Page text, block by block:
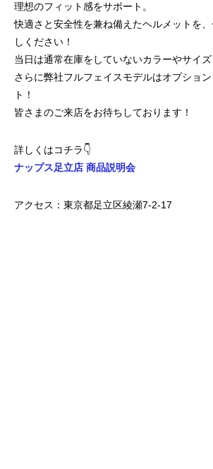
理想のフィット感をサポート。
快適さと安全性を兼ね備えたヘルメットを
しください！
当日は通常在庫をしていないカラーやサイズ
さらに弊社フルフェイスモデルはオプショ
ト！
皆さまのご来店をお待ちしております！
詳しくはコチラ👇
ナップス足立店 商品説明会
アクセス：東京都足立区綾瀬7-2-17